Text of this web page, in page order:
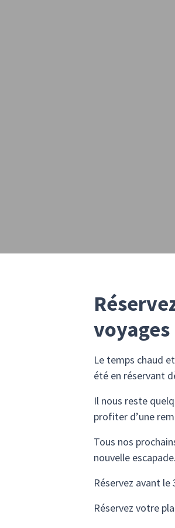
voyages
Le temps chaud
été en réservant
Il nous reste
profiter d’une
Tous nos
nouvelle escapade.
Réservez avant
Réservez votre